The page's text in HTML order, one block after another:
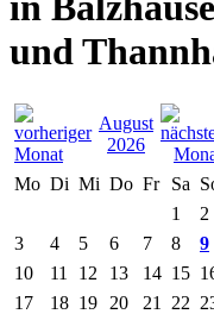
und
August
2026
Mo Di Mi Do Fr Sa
1
2
3
4 5 6 7 8
9
10
11 12 13 14 15
17
18 19 20 21 22